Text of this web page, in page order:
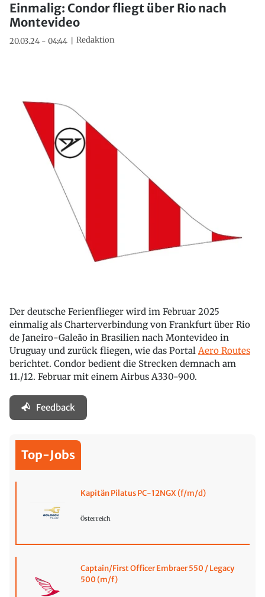
Einmalig: Condor fliegt über Rio nach
Montevideo
20.03.24 - 04:44 Redaktion
Der deutsche Ferienflieger wird im Februar 2025
einmalig als Charterverbindung von Frankfurt über Rio
de Janeiro-Galeão in Brasilien nach Montevideo in
Uruguay und zurück fliegen, wie das Portal Aero Routes
berichtet. Condor bedient die Strecken demnach am
11./12. Februar mit einem Airbus A330-900.
Feedback
Top-Jobs
Kapitän Pilatus PC-12NGX (f/m/d)
Österreich
Captain/First Officer Embraer 550 / Legacy
500 (m/f)